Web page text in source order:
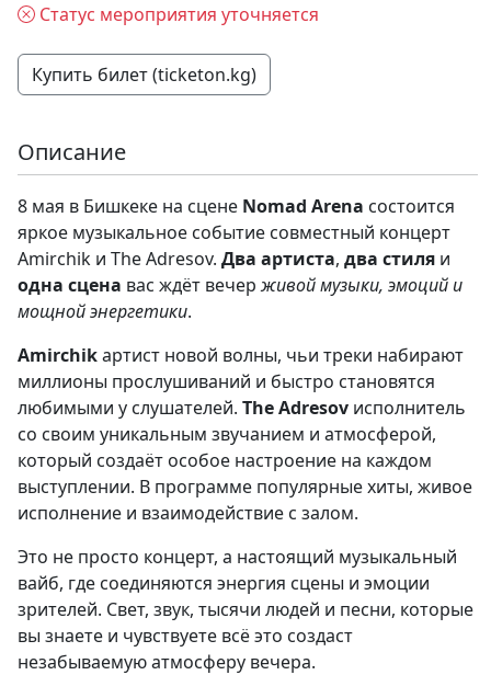
Статус мероприятия уточняется
Купить билет (ticketon.kg)
Описание
8 мая в Бишкеке на сцене Nomad Arena состоится
яркое музыкальное событие совместный концерт
Amirchik и The Adresov. Два артиста, два стиля и
одна сцена вас ждёт вечерживой музыки, эмоций и
мощной энергетики.
Amirchikартист новой волны, чьи треки набирают
миллионы прослушиваний и быстро становятся
любимыми у слушателей. The Adresov исполнитель
со своим уникальным звучанием и атмосферой,
который создаёт особое настроение на каждом
выступлении. В программе популярные хиты, живое
исполнение и взаимодействие с залом.
Это не просто концерт, а настоящий музыкальный
вайб, где соединяются энергия сцены и эмоции
зрителей. Свет, звук, тысячи людей и песни, которые
вы знаете и чувствуете всё это создаст
незабываемую атмосферу вечера.